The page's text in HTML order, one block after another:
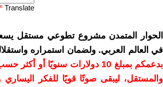
Translate
الحوار المتمدن مشروع تطوعي مستقل يسعى
في العالم العربي. ولضمان استمراره
بدعمكم بمبلغ 10 دولارات سنويًا
والمستقل، ليبقى صوتًا قويًا للفكر اليساري